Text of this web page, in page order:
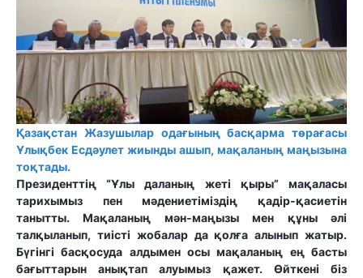
Қазақстан Жазушылар одағының басқарма төрағасы
Ұлықбек Есдәулет жиынды ашып, мақаланың маңызына
тоқтады.
Президенттің “Ұлы даланың жеті қыры” мақаласы
тарихымыз пен мәдениетіміздің қадір-қасиетін
танытты. Мақаланың мән-маңызы мен құны әлі
талқыланып, тиісті жобалар да қолға алынып жатыр.
Бүгінгі басқосуда алдымен осы мақаланың ең басты
бағыттарын анықтап алуымыз қажет. Өйткені біз